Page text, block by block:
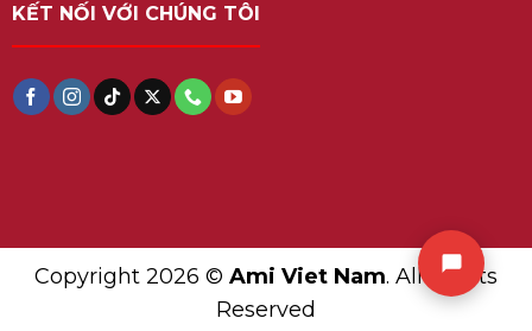
KẾT NỐI VỚI CHÚNG TÔI
Copyright 2026 © Ami Viet Nam. All Rights
Reserved